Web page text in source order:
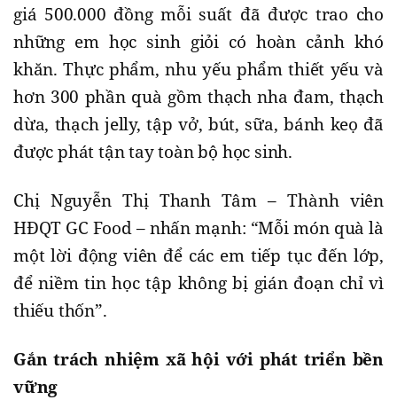
giá 500.000 đồng mỗi suất đã được trao cho
những em học sinh giỏi có hoàn cảnh khó
khăn. Thực phẩm, nhu yếu phẩm thiết yếu và
hơn 300 phần quà gồm thạch nha đam, thạch
dừa, thạch jelly, tập vở, bút, sữa, bánh keọ đã
được phát tận tay toàn bộ học sinh.
Chị Nguyễn Thị Thanh Tâm – Thành viên
HĐQT GC Food – nhấn mạnh: “Mỗi món quà là
một lời động viên để các em tiếp tục đến lớp,
để niềm tin học tập không bị gián đoạn chỉ vì
thiếu thốn”.
Gắn trách nhiệm xã hội với phát triển bền
vững